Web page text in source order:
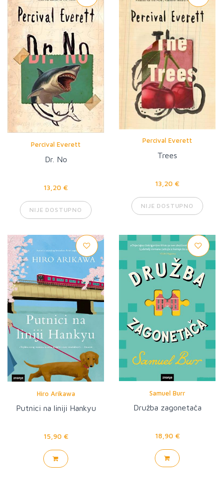
Percival Everett
Dr. No
13,20 €
NIJE DOSTUPNO
Percival Everett
Trees
13,20 €
NIJE DOSTUPNO
Hiro Arikawa
Putnici na liniji Hankyu
15,90 €
Samuel Burr
Družba zagonetača
18,90 €